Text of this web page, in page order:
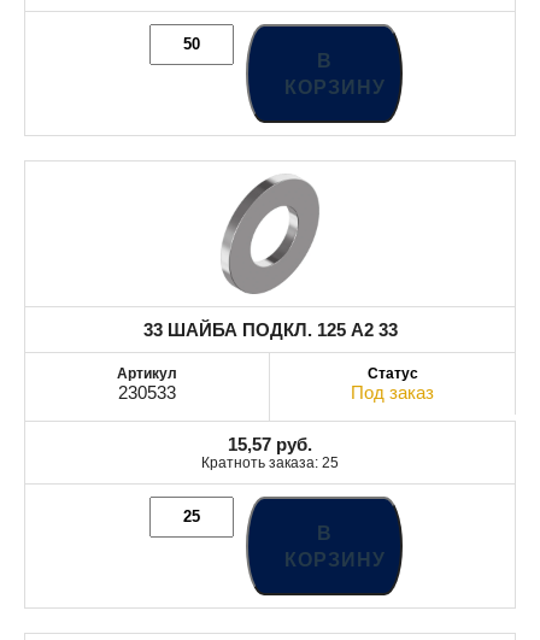
В
КОРЗИНУ
33 ШАЙБА ПОДКЛ. 125 A2 33
230533 Под заказ
15,57 руб.
Кратноть заказа: 25
В
КОРЗИНУ